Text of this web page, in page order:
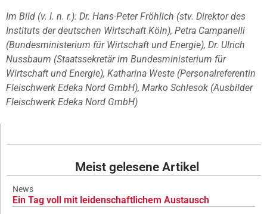
Im Bild (v. l. n. r.): Dr. Hans-Peter Fröhlich (stv. Direktor des
Instituts der deutschen Wirtschaft Köln), Petra Campanelli
(Bundesministerium für Wirtschaft und Energie), Dr. Ulrich
Nussbaum (Staatssekretär im Bundesministerium für
Wirtschaft und Energie), Katharina Weste (Personalreferentin
Fleischwerk Edeka Nord GmbH), Marko Schlesok (Ausbilder
Fleischwerk Edeka Nord GmbH)
Meist gelesene Artikel
News
Ein Tag voll mit leidenschaftlichem Austausch